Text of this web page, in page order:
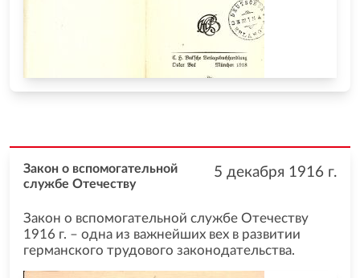
5 декабря 1916 г.
Закон о вспомогательной
службе Отечеству
Закон о вспомогательной службе Отечеству
1916 г. – одна из важнейших вех в развитии
германского трудового законодательства.